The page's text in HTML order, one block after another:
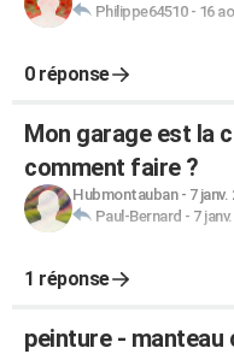
Philippe64510- 16
0 réponse
Mon garage est la
comment faire ?
Hubmontauban- 7 janv.
Paul-Bernard - 7
1 réponse
peinture - manteau